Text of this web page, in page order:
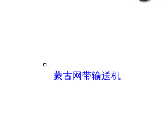
蒙古网带输送机